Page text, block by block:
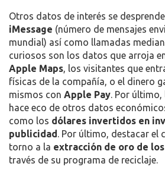
por segundo, así como las
iOS 10 Beta 4 ya
actualización OTA para
Otros datos de interés se
iMessage(número de mensajes
mundial) así como llamadas
curiosos son los datos que arroja
Apple Maps, los visitantes que
físicas de la compañía, o el dinero